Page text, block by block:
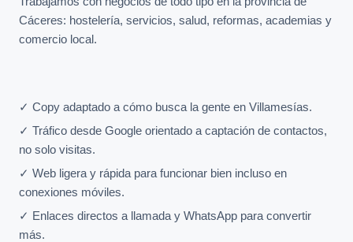
Cáceres: hostelería, servicios, salud, reformas, academias y
comercio local.
✓ Copy adaptado a cómo busca la gente en Villamesías.
✓ Tráfico desde Google orientado a captación de contactos,
no solo visitas.
✓ Web ligera y rápida para funcionar bien incluso en
conexiones móviles.
✓ Enlaces directos a llamada y WhatsApp para convertir
más.